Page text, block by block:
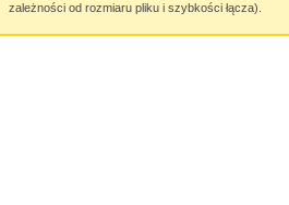
zależności od rozmiaru pliku i szybkości łącza).